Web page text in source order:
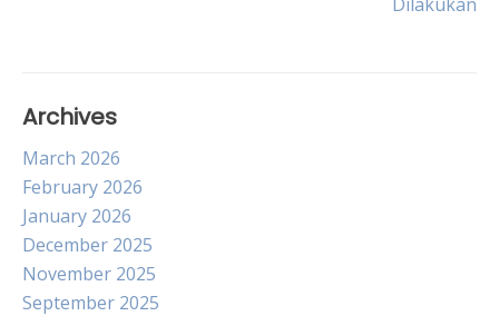
Archives
March 2026
February 2026
January 2026
December 2025
November 2025
September 2025